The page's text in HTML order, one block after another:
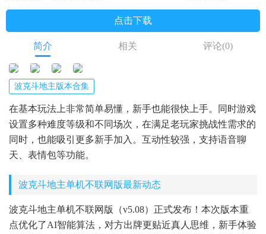
点击下载
简介 相关 评论(0)
波克斗地主版本合集
在基本玩法上非常简单易懂，新手也能很快上手。同时游戏
设置多种难度等级和不同场次，在满足老玩家挑战性需求的
同时，也能吸引更多新手加入。互动性较强，支持语音聊
天、表情包等功能。
波克斗地主单机不联网版最新动态
波克斗地主单机不联网版（v5.08）正式发布！本次版本重
点优化了AI智能算法，对方出牌更贴近真人思维，新手体验